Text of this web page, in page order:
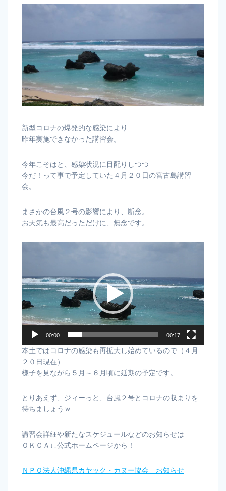
新型コロナの爆発的な感染により
昨年実施できなかった講習会。
今年こそはと、感染状況に目配りしつつ
今だ！って事で予定していた４月２０日の宮古島講習
会。
まさかの台風２号の影響により、断念。
お天気も最高だっただけに、無念です。
レ
ー
ヤ
ー
00:00 00:17
本土ではコロナの感染も再拡大し始めているので（４月
２０日現在）
様子を見ながら５月～６月頃に延期の予定です。
とりあえず、ジィーっと、台風２号とコロナの収まりを
待ちましょうｗ
講習会詳細や新たなスケジュールなどのお知らせは
ＯＫＣＡ↓↓公式ホームページから！
ＮＰＯ法人沖縄県カヤック・カヌー協会 お知らせ